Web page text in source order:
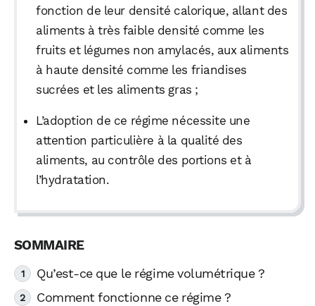
fonction de leur densité calorique, allant des
aliments à très faible densité comme les
fruits et légumes non amylacés, aux aliments
à haute densité comme les friandises
sucrées et les aliments gras ;
L’adoption de ce régime nécessite une
attention particulière à la qualité des
aliments, au contrôle des portions et à
l’hydratation.
Qu’est-ce que le régime volumétrique ?
Comment fonctionne ce régime ?